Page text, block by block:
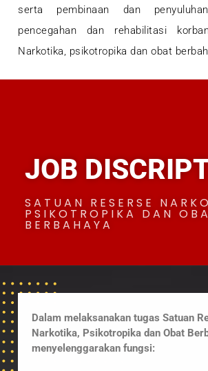
serta pembinaan dan
pencegahan dan rehabilitasi
Narkotika, psikotropika dan obat
JOB
SATUAN RESERSE
PSIKOTROPIKA DAN
BERBAHAYA
Dalam melaksanakan tugas Satuan
Narkotika, Psikotropika dan Obat
menyelenggarakan fungsi: